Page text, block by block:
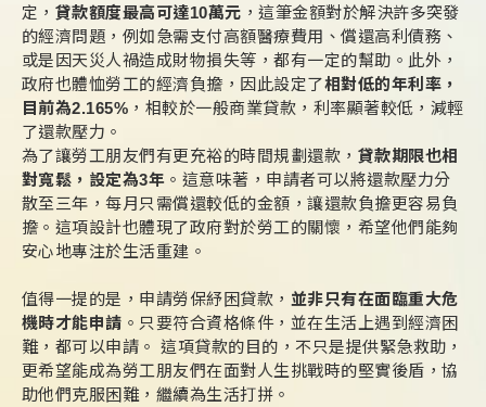
定， 貸款額度最高可達10萬元 ，這筆金額對於解決許多突發
的經濟問題，例如急需支付高額醫療費用、償還高利債務、
或是因天災人禍造成財物損失等，都有一定的幫助。此外，
政府也體恤勞工的經濟負擔，因此設定了相對低的年利率，
目前為2.165% ，相較於一般商業貸款，利率顯著較低，減輕
了還款壓力。
為了讓勞工朋友們有更充裕的時間規劃還款， 貸款期限也相
對寬鬆，設定為3年 。這意味著，申請者可以將還款壓力分
散至三年，每月只需償還較低的金額，讓還款負擔更容易負
擔。這項設計也體現了政府對於勞工的關懷，希望他們能夠
安心地專注於生活重建。
值得一提的是，申請勞保紓困貸款， 並非只有在面臨重大危
機時才能申請 。只要符合資格條件，並在生活上遇到經濟困
難，都可以申請。 這項貸款的目的，不只是提供緊急救助，
更希望能成為勞工朋友們在面對人生挑戰時的堅實後盾，協
助他們克服困難，繼續為生活打拼。